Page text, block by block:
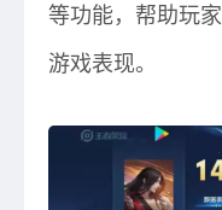
等功能，帮助玩
游戏表现。